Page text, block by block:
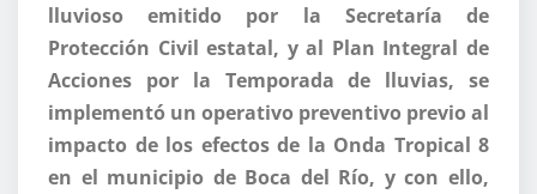
lluvioso emitido por la Secretaría de
Protección Civil estatal, y al Plan Integral de
Acciones por la Temporada de lluvias, se
implementó un operativo preventivo previo al
impacto de los efectos de la Onda Tropical 8
en el municipio de Boca del Río, y con ello,